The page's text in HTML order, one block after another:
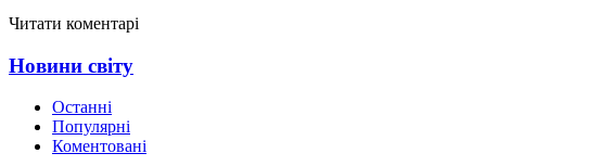
Читати коментарі
Новини світу
Останні
Популярні
Коментовані